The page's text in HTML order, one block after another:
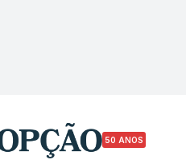
50 ANOS